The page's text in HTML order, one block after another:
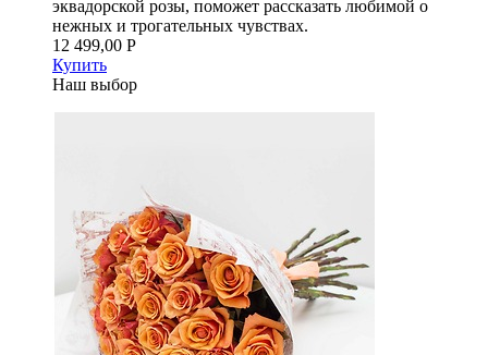
эквадорской розы, поможет рассказать любимой о
нежных и трогательных чувствах.
12 499,00 Р
Купить
Наш выбор